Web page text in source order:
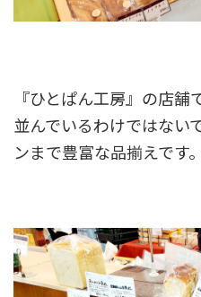
『ひとぱん工房』の店
並んでいるわけではない
ンまで豊富な品揃えです。